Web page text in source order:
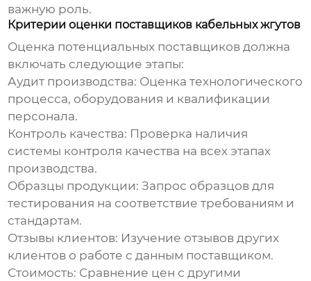
важную роль.
Критерии оценки поставщиков кабельных жгутов
Оценка потенциальных поставщиков должна
включать следующие этапы:
Аудит производства: Оценка технологического
процесса, оборудования и квалификации
персонала.
Контроль качества: Проверка наличия
системы контроля качества на всех этапах
производства.
Образцы продукции: Запрос образцов для
тестирования на соответствие требованиям и
стандартам.
Отзывы клиентов: Изучение отзывов других
клиентов о работе с данным поставщиком.
Стоимость: Сравнение цен с другими